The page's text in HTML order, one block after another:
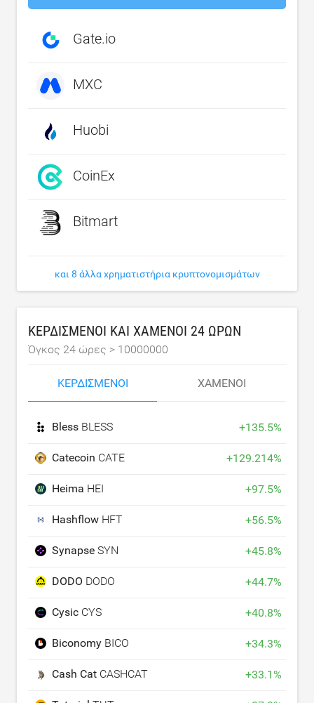
Gate.io
MXC
Huobi
CoinEx
Bitmart
και 8 άλλα χρηματιστήρια κρυπτονομισμάτων
ΚΕΡΔΙΣΜΈΝΟΙ ΚΑΙ ΧΑΜΈΝΟΙ 24 ΩΡΏΝ
Όγκος 24 ώρες > 10000000
ΚΕΡΔΙΣΜΈΝΟΙ ΧΑΜΈΝΟΙ
Bless BLESS +135.5%
Catecoin CATE +129.214%
Heima HEI +97.5%
Hashflow HFT +56.5%
Synapse SYN +45.8%
DODO DODO +44.7%
Cysic CYS +40.8%
Biconomy BICO +34.3%
Cash Cat CASHCAT +33.1%